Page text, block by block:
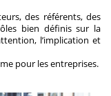
des référents, des
bien définis sur la
l’implication et
pour les entreprises.